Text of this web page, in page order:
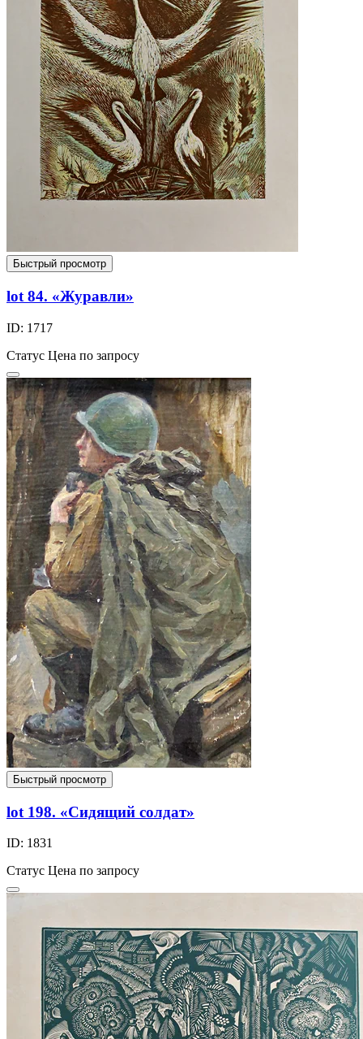
Быстрый просмотр
lot 84. «Журавли»
ID: 1717
Статус Цена по запросу
Быстрый просмотр
lot 198. «Сидящий солдат»
ID: 1831
Статус Цена по запросу